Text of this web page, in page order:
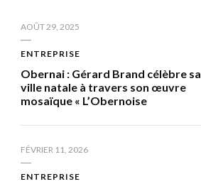
AOÛT 29, 2025
ENTREPRISE
Obernai : Gérard Brand célèbre sa
ville natale à travers son œuvre
mosaïque « L’Obernoise
FÉVRIER 11, 2026
ENTREPRISE